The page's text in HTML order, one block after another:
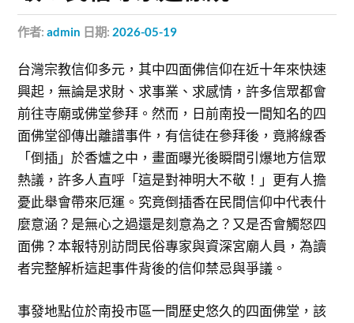
作者:admin 日期: 2026-05-19
台灣宗教信仰多元，其中四面佛信仰在近十年來快速
興起，無論是求財、求事業、求感情，許多信眾都會
前往寺廟或佛堂參拜。然而，日前南投一間知名的四
面佛堂卻傳出離譜事件，有信徒在參拜後，竟將線香
「倒插」於香爐之中，畫面曝光後瞬間引爆地方信眾
熱議，許多人直呼「這是對神明大不敬！」更有人擔
憂此舉會帶來厄運。究竟倒插香在民間信仰中代表什
麼意涵？是無心之過還是刻意為之？又是否會觸怒四
面佛？本報特別訪問民俗專家與資深宮廟人員，為讀
者完整解析這起事件背後的信仰禁忌與爭議。
事發地點位於南投市區一間歷史悠久的四面佛堂，該